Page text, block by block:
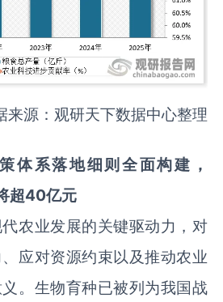
来源：观研天下数据中心整理
体系落地细则全面构建，
超40亿元
农业发展的关键驱动力，对
应对资源约束以及推动农业
。生物育种已被列为我国战